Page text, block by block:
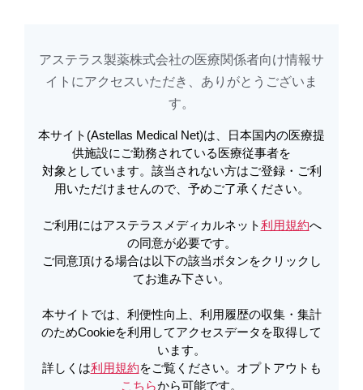
アステラスメディカルネットでは、利便性向上、利用履歴の収集・集計のた
Cookieを利用してアクセスデータを取得しています。詳しくは 利用規約
電子添文改訂のお知らせ | ボノテオ
錠1mg・50mg 使用上の注意改訂の
PDFをダウンロード
アステラス製薬株式会社の医療関係者向け情報サ
イトに​アクセスいただき、ありがとうございま
す。​
本サイト(Astellas Medical Net)は、日本国内の医療提
供施設にご勤務されている医療従事者を
対象としています。該当されない方はご登録・ご利
用いただけませんので、予めご了承ください。
ご利用にはアステラスメディカルネット利用規約へ
の同意が必要です。
ご同意頂ける場合は以下の該当ボタンをクリックし
てお進み下さい。
本サイトでは、利便性向上、利用履歴の収集・集計
のためCookieを利用してアクセスデータを取得して
います。
詳しくは利用規約をご覧ください。オプトアウトも
こちらから可能です。